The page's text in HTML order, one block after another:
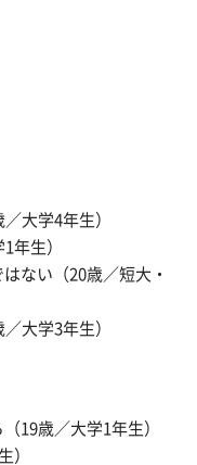
大学4年生）
年生）
ない（20歳／短大・
大学3年生）
19歳／大学1年生）
）